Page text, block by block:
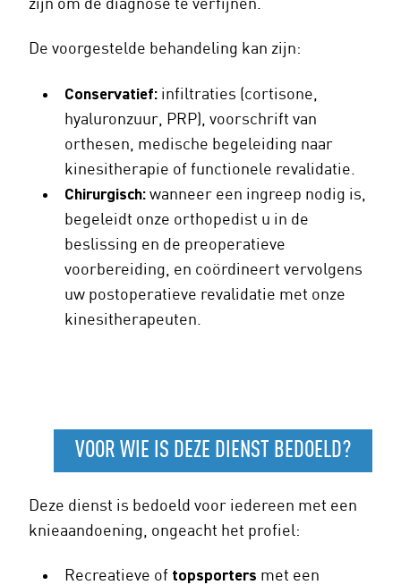
zijn om de diagnose te verfijnen.
De voorgestelde behandeling kan zijn:
Conservatief: infiltraties (cortisone,
hyaluronzuur, PRP), voorschrift van
orthesen, medische begeleiding naar
kinesitherapie of functionele revalidatie.
Chirurgisch: wanneer een ingreep nodig is,
begeleidt onze orthopedist u in de
beslissing en de preoperatieve
voorbereiding, en coördineert vervolgens
uw postoperatieve revalidatie met onze
kinesitherapeuten.
VOOR WIE IS DEZE DIENST BEDOELD?
Deze dienst is bedoeld voor iedereen met een
knieaandoening, ongeacht het profiel:
Recreatieve of topsporters met een